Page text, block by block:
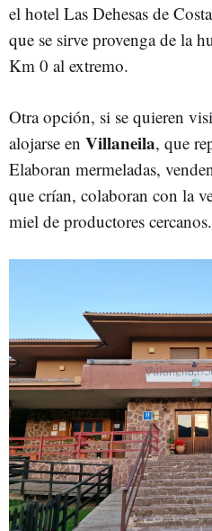
el hotel Las Dehesas de
que se sirve provenga de la
Km 0 al extremo.
Otra opción, si se quieren
alojarse en Villaneila, que
Elaboran mermeladas,
que crían, colaboran con la
miel de productores